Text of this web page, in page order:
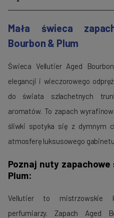
Mała świeca
Bourbon & Plum
Świeca Vellutier Aged
elegancji i wieczorowego
do świata szlachetnych
aromatów. To zapach
śliwki spotyka się z dymnym
atmosferę luksusowego
Poznaj nuty
Plum:
Vellutier to mistrzowskie
perfumiarzy. Zapach Aged